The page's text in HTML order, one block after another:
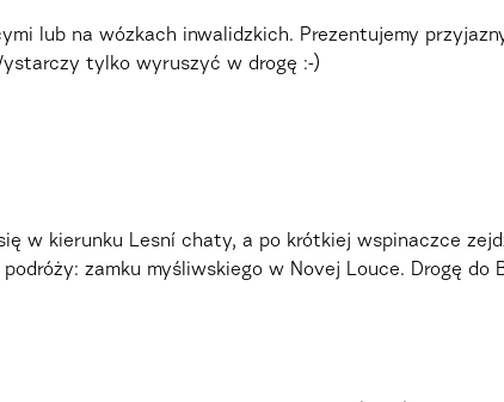
lub na wózkach inwalidzkich. Prezentujemy
tylko wyruszyć w drogę :-)
w kierunku Lesní chaty, a po krótkiej wspinaczce
zamku myśliwskiego w Novej Louce. Drogę do